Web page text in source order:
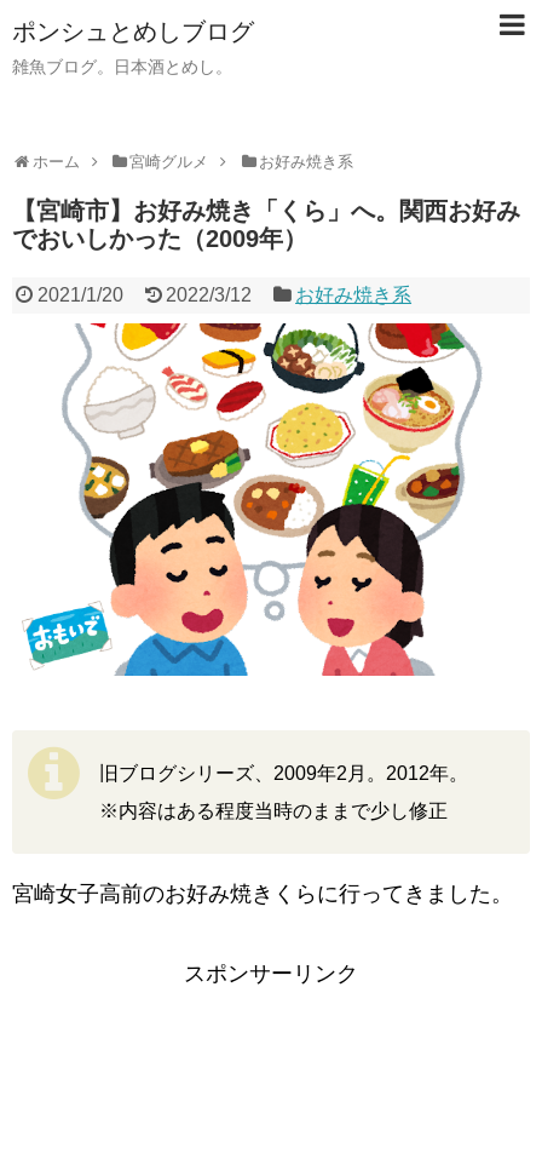
ポンシュとめしブログ
雑魚ブログ。日本酒とめし。
ホーム 宮崎グルメ お好み焼き系
【宮崎市】お好み焼き「くら」へ。関西お好み
でおいしかった（2009年）
2021/1/20 2022/3/12 お好み焼き系
旧ブログシリーズ、2009年2月。2012年。
※内容はある程度当時のままで少し修正
宮崎女子高前のお好み焼きくらに行ってきました。
スポンサーリンク